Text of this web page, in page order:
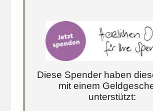
Diese Spender haben
mit einem
unterstützt: